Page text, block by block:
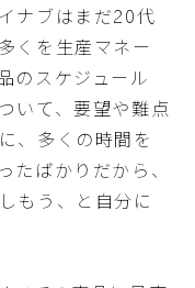
ナブはまだ20代
くを生産マネー
のスケジュール
いて、要望や難点
、多くの時間を
たばかりだから、
もう、と自分に